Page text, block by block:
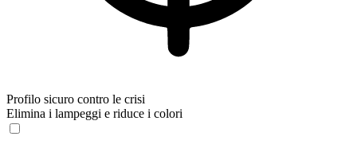
Profilo sicuro contro le crisi
Elimina i lampeggi e riduce i colori